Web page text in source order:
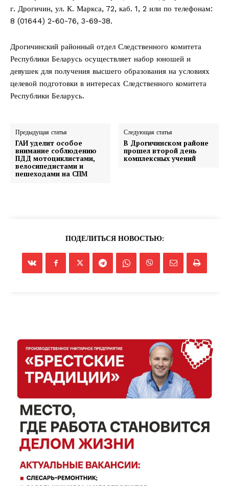
г. Дрогичин, ул. К. Маркса, 72, каб. 1, 2 или по телефонам:
8 (01644) 2-60-76, 3-69-38.
Дрогичинский районный отдел Следственного комитета
Республики Беларусь осуществляет набор юношей и
девушек для получения высшего образования на условиях
целевой подготовки в интересах Следственного комитета
Республики Беларусь.
Предыдущая статья
ГАИ уделит особое
внимание соблюдению
ПДД мотоциклистами,
велосипедистами и
пешеходами на СПМ
Следующая статья
В Дрогичинском районе
прошел второй день
комплексных учений
ПОДЕЛИТЬСЯ НОВОСТЬЮ: